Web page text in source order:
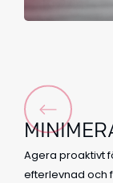
Agera proaktivt
efterlevnad och